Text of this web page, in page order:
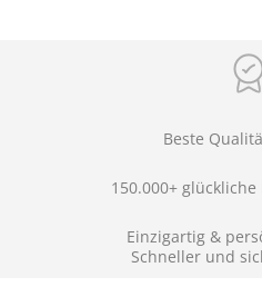
Beste
150.000+
Einzigartig &
Schneller und